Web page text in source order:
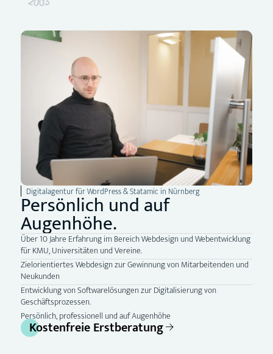
Digitalagentur für WordPress & Statamic in Nürnberg
Persönlich und auf
Augenhöhe.
Über 10 Jahre Erfahrung im Bereich Webdesign und Webentwicklung
für KMU, Universitäten und Vereine.
Zielorientiertes Webdesign zur Gewinnung von Mitarbeitenden und
Neukunden
Entwicklung von Softwarelösungen zur Digitalisierung von
Geschäftsprozessen.
Persönlich, professionell und auf Augenhöhe
Kostenfreie Erstberatung